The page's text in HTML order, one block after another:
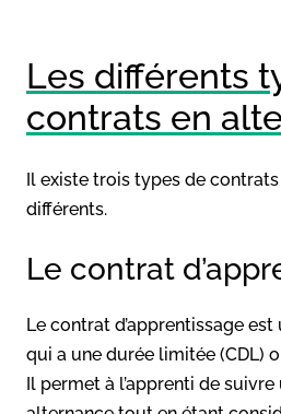
Les différents
contrats en
Il existe trois types de contrats
différents.
Le contrat
Le contrat d’apprentissage
qui a une durée limitée (CDL)
Il permet à l’apprenti de